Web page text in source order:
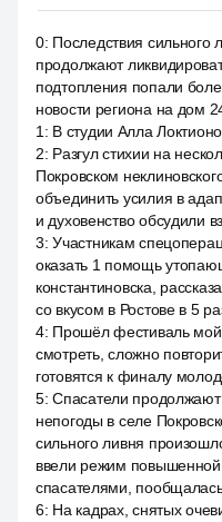
0: Последствия сильного
продолжают
подтопления попали
новости региона на дом
1 : В студии Алла
2: Разгул стихии на
Покровском
объединить усилия в
и духовенство обсудили
3:Участникам
оказать 1 помощь
константиновска,
со вкусом в Ростове в 5
4: Прошёл фестиваль
смотреть, сложно
готовятся к финалу
5:Спасатели продолжают
непогоды в селе
сильного ливня
ввели режим повышенной
спасателями,
6: На кадрах, снятых